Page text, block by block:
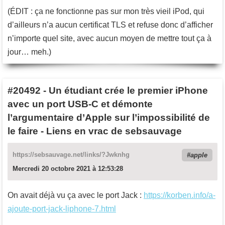
(ÉDIT : ça ne fonctionne pas sur mon très vieil iPod, qui
d’ailleurs n’a aucun certificat TLS et refuse donc d’afficher
n’importe quel site, avec aucun moyen de mettre tout ça à
jour… meh.)
#20492 - Un étudiant crée le premier iPhone
avec un port USB-C et démonte
l’argumentaire d’Apple sur l’impossibilité de
le faire - Liens en vrac de sebsauvage
https://sebsauvage.net/links/?Jwknhg
apple
Mercredi 20 octobre 2021 à 12:53:28
On avait déjà vu ça avec le port Jack : https://korben.info/a-
ajoute-port-jack-liphone-7.html